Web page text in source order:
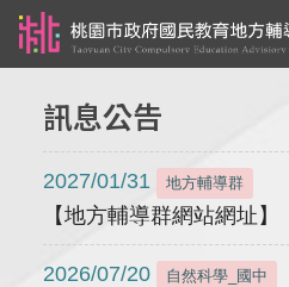
訊息公告
2027/01/31 地方輔導群
【地方輔導群網站網址】
2026/07/20 自然科學_國中